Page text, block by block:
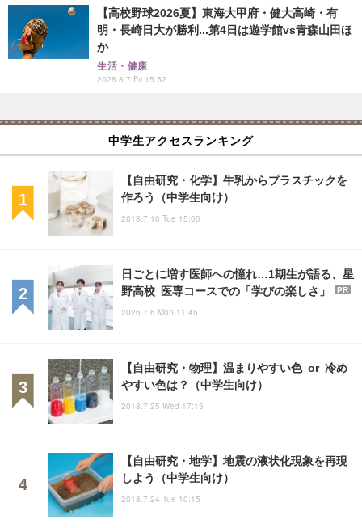
【高校野球2026夏】東海大甲府・健大高崎・有
明・長崎日大が勝利...第4日は遊学館vs青森山田ほ
か
生活・健康
2026.8.7 Fri 15:52
中学生アクセスランキング
【自由研究・化学】牛乳からプラスチックを
作ろう（中学生向け）
2018.7.10 Tue 15:00
日ごとに増す医師への憧れ…1期生が語る、星
野高校 医専コースでの「学びの楽しさ」
PR
2026.7.6 Mon 11:45
【自由研究・物理】温まりやすい色 or 冷め
やすい色は？（中学生向け）
2018.7.25 Wed 17:15
【自由研究・地学】地震の液状化現象を再現
しよう（中学生向け）
2018.7.24 Tue 10:15